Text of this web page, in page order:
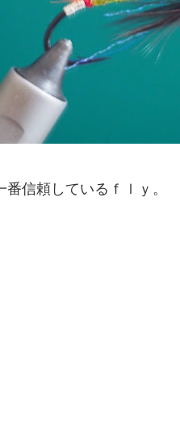
信頼しているｆｌｙ。